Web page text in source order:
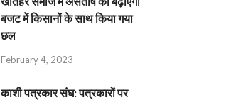
बजट में किसानों के साथ किया गया
छल
February 4, 2023
काशी पत्रकार संघ: पत्रकारों पर